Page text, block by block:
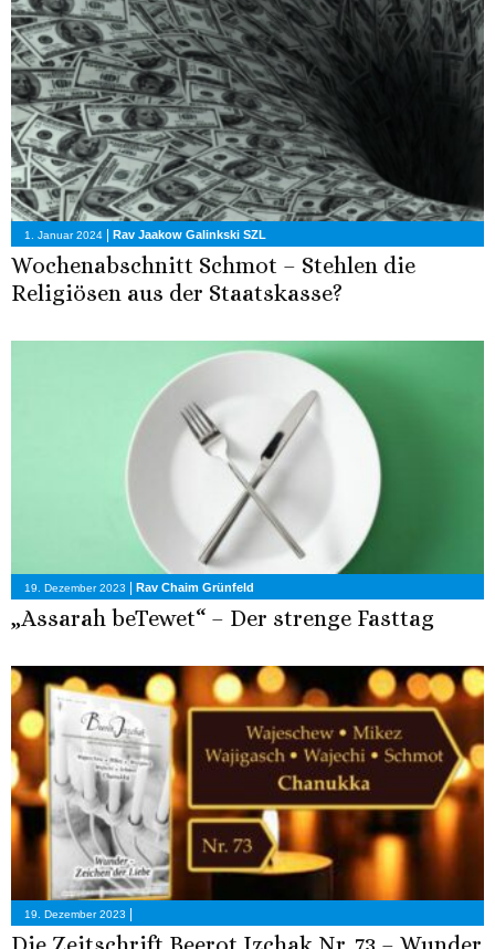
1. Januar 2024 Rav Jaakow Galinkski SZL
Wochenabschnitt Schmot – Stehlen die
Religiösen aus der Staatskasse?
19. Dezember 2023 Rav Chaim Grünfeld
„Assarah beTewet“ – Der strenge Fasttag
19. Dezember 2023 |